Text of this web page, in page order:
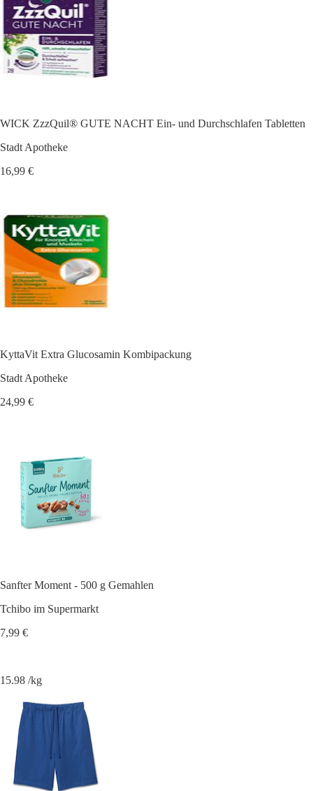
WICK ZzzQuil® GUTE NACHT Ein- und Durchschlafen Tabletten
Stadt Apotheke
16,99 €
KyttaVit Extra Glucosamin Kombipackung
Stadt Apotheke
24,99 €
Sanfter Moment - 500 g Gemahlen
Tchibo im Supermarkt
7,99 €
15.98 /kg